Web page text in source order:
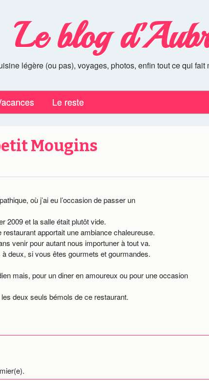
Le blog
légère (ou pas), voyages, photos, enfin tout ce qui fait
Le reste
Mougins
où j’ai eu l’occasion de passer un
2009 et la salle était plutôt vide.
apportait une ambiance chaleureuse.
venir pour autant nous importuner à tout va.
deux, si vous êtes gourmets et gourmandes.
mais, pour un diner en amoureux ou pour une occasion
deux seuls bémols de ce restaurant.